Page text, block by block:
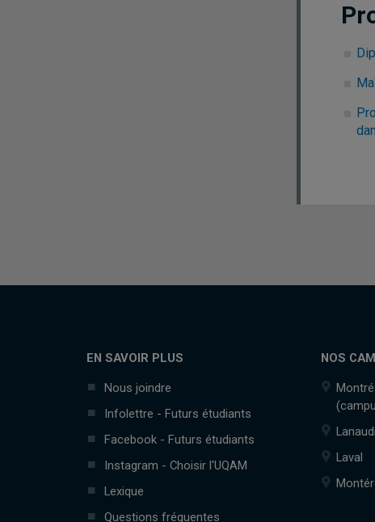
EN SAVOIR PLUS
Nous joindre
Infolettre - Futurs étudiants
Facebook - Futurs étudiants
Instagram - Choisir l'UQAM
Lexique
Questions fréquentes
NOS
Laval